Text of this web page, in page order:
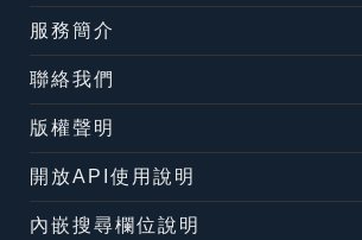
服務簡介
聯絡我們
版權聲明
開放API使用說明
內嵌搜尋欄位說明